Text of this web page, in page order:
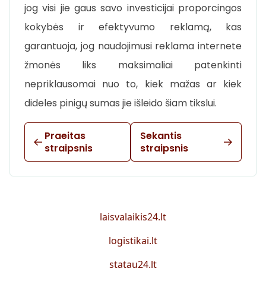
jog visi jie gaus savo investicijai proporcingos
kokybės ir efektyvumo reklamą, kas
garantuoja, jog naudojimusi reklama internete
žmonės liks maksimaliai patenkinti
nepriklausomai nuo to, kiek mažas ar kiek
dideles pinigų sumas jie išleido šiam tikslui.
Praeitas
straipsnis
Sekantis
straipsnis
laisvalaikis24.lt
logistikai.lt
statau24.lt